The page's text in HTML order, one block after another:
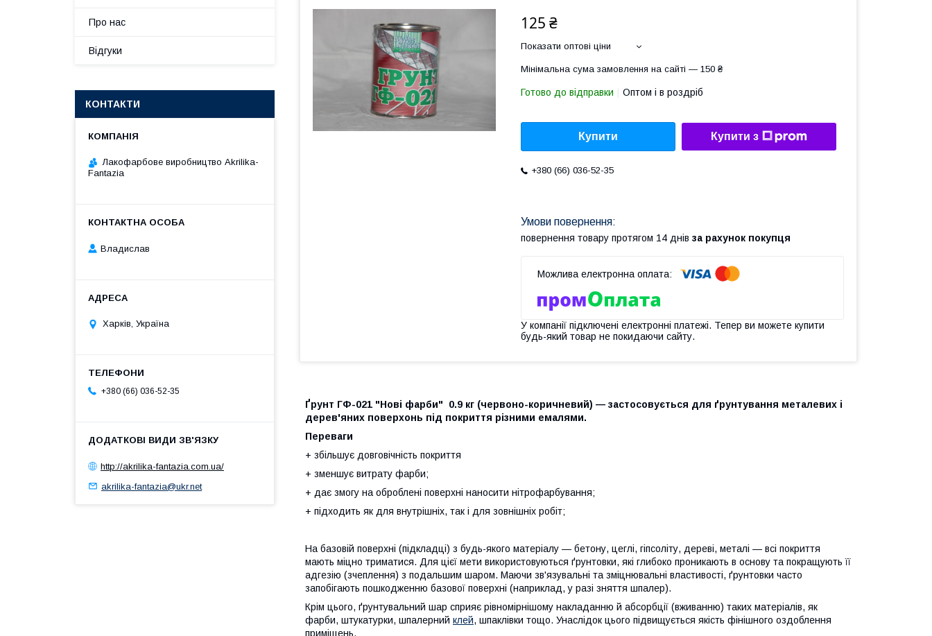
125 ₴
Показати оптові ціни
Мінімальна сума замовлення на сайті — 150 ₴
Готово до відправки Оптом і в роздріб
Купити Купити з
+380 (66) 036-52-35
повернення товару протягом 14 днів за рахунок покупця
У компанії підключені електронні платежі. Тепер ви можете купити
будь-який товар не покидаючи сайту.
Ґрунт ГФ-021 "Нові фарби" 0.9 кг (червоно-коричневий) — застосовується для ґрунтування металевих і
дерев'яних поверхонь під покриття різними емалями.
Переваги
+ збільшує довговічність покриття
+ зменшує витрату фарби;
+ дає змогу на оброблені поверхні наносити нітрофарбування;
+ підходить як для внутрішніх, так і для зовнішніх робіт;
На базовій поверхні (підкладці) з будь-якого матеріалу — бетону, цеглі, гіпсоліту, дереві, металі — всі покриття
мають міцно триматися. Для цієї мети використовуються ґрунтовки, які глибоко проникають в основу та покращують її
адгезію (зчеплення) з подальшим шаром. Маючи зв'язувальні та зміцнювальні властивості, ґрунтовки часто
запобігають пошкодженню базової поверхні (наприклад, у разі зняття шпалер).
Крім цього, ґрунтувальний шар сприяє рівномірнішому накладанню й абсорбції (вживанню) таких матеріалів, як
фарби, штукатурки, шпалерний клей, шпаклівки тощо. Унаслідок цього підвищується якість фінішного оздоблення
приміщень.
Про нас
Відгуки
КОНТАКТИ
Лакофарбове виробництво Akrilika-
Fantazia
Владислав
Харків, Україна
+380 (66) 036-52-35
http://akrilika-fantazia.com.ua/
akrilika-fantazia@ukr.net